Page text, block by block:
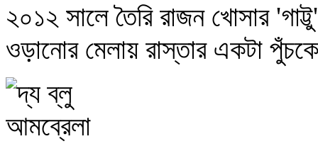
২০১২ সালে তৈরি রাজন খোসার
ওড়ানোর মেলায় রাস্তার একটা